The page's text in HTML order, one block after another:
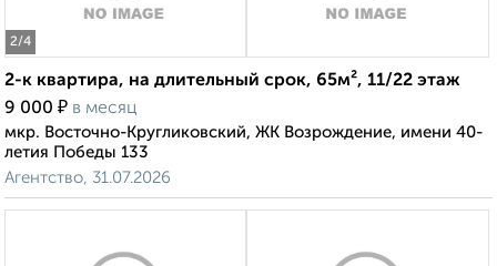
2/4
2-к квартира, на длительный срок, 65м², 11/22 этаж
9 000 ₽ в месяц
мкр. Восточно-Кругликовский, ЖК Возрождение, имени 40-
летия Победы 133
Агентство, 31.07.2026